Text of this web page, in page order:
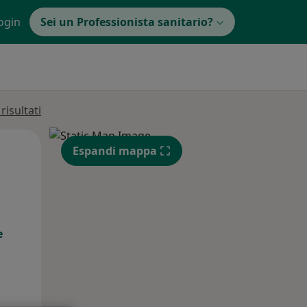
Sei un Professionista sanitario?
Mar, Mer,
12 Ago
Espandi mappa